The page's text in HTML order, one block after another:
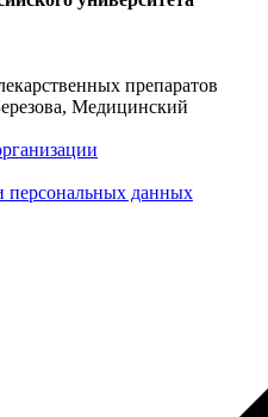
препаратов
Медицинский
персональных данных